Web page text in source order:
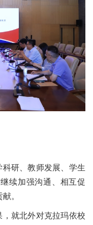
研、教师发展、学生
续加强沟通、相互促
。
就北外对克拉玛依校